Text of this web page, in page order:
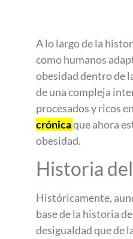
A lo largo de la
como humanos
obesidad dentro de
de una compleja
procesados y ricos
crónicaque ahora
obesidad.
Historia
Históricamente,
base de la historia
desigualdad que de